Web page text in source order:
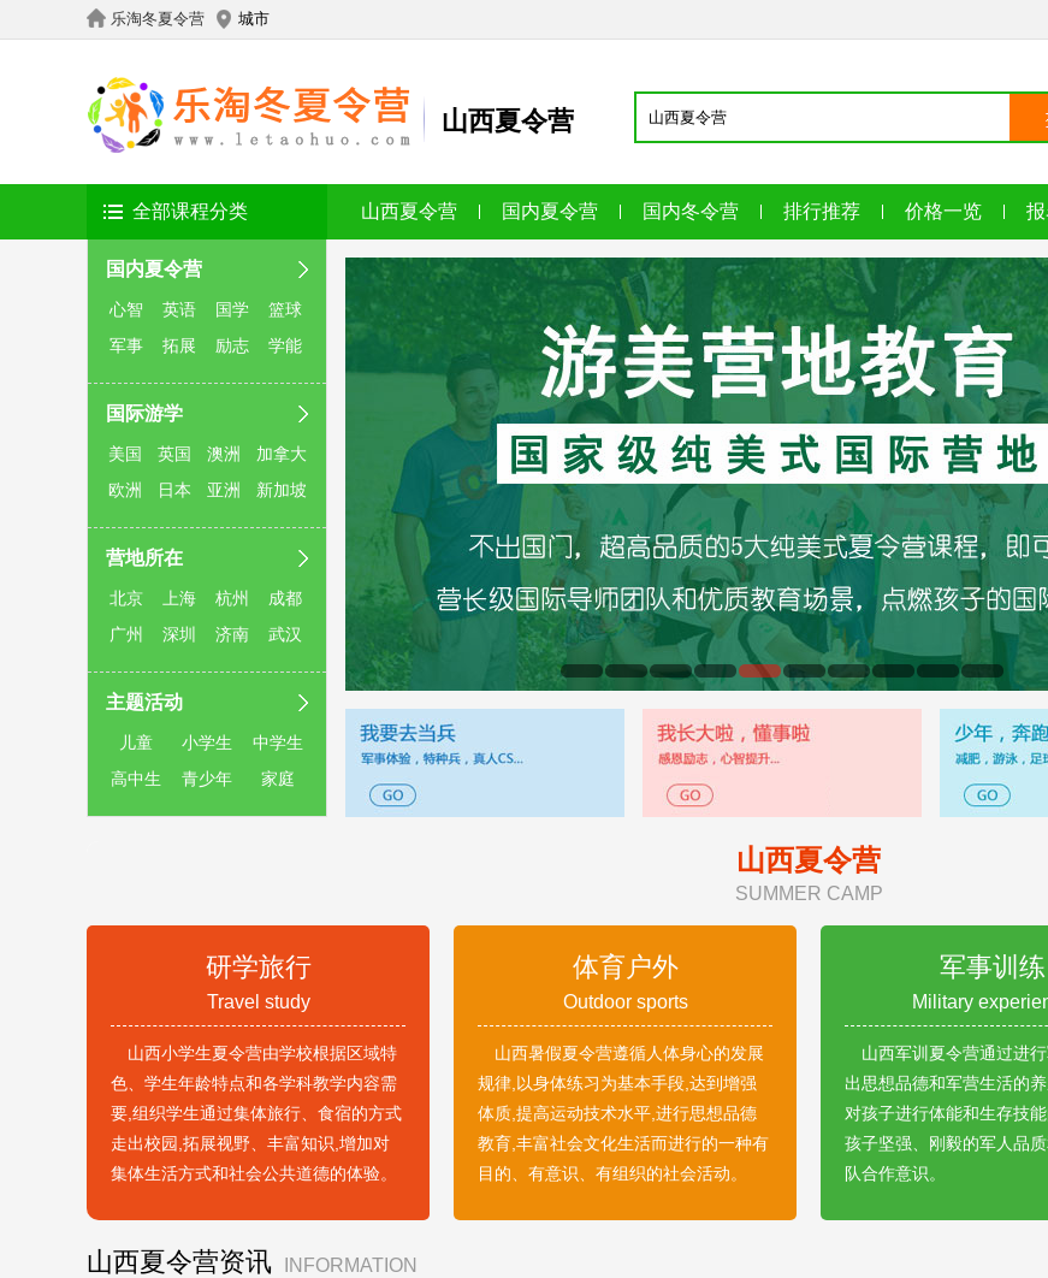
乐淘冬夏令营 城市
山西夏令营
全部课程分类 山西夏令营 国内夏令营 国内冬令营 排行推荐 价格一览
国内夏令营
心智 英语 国学
篮球
军事
拓展 励志 学能
国际游学
美国 英国 澳洲
加拿大
欧洲
日本 亚洲 新加坡
营地所在
北京 上海 杭州
成都
广州
深圳 济南 武汉
主题活动
儿童 小学生
中学生
高中生
青少年 家庭
山西夏令营
SUMMER CAMP
研学旅行
Travel study
山西小学生夏令营由学校根据区域特
色、学生年龄特点和各学科教学内容需
要,组织学生通过集体旅行、食宿的方式
走出校园,拓展视野、丰富知识,增加对
集体生活方式和社会公共道德的体验。
体育户外
Outdoor sports
山西暑假夏令营遵循人体身心的发展
规律,以身体练习为基本手段,达到增强
体质,提高运动技术水平,进行思想品德
教育,丰富社会文化生活而进行的一种有
目的、有意识、有组织的社会活动。
军事训练
Military
山西军训夏令营通过进
出思想品德和军营生活的
对孩子进行体能和生存技
孩子坚强、刚毅的军人品
队合作意识。
山西夏令营资讯 INFORMATION